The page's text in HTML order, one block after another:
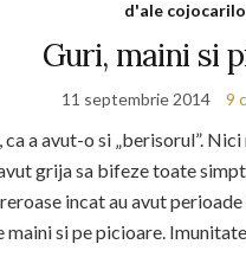
d'ale
Guri, maini si
11 septembrie 2014 9
a avut-o si „berisorul”. Nici
grija sa bifeze toate
incat au avut
si pe picioare.